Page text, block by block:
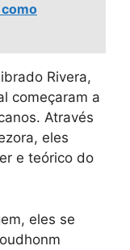
Rivera,
começaram a
Através
eles
e teórico do
eles se